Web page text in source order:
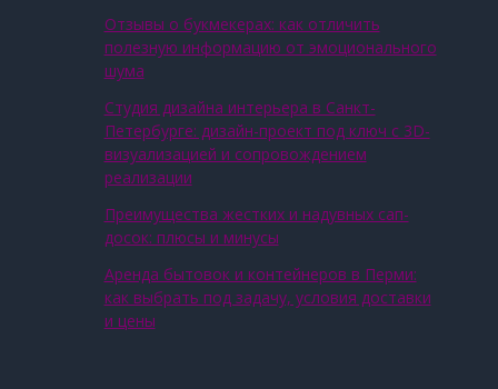
Отзывы о букмекерах: как отличить
полезную информацию от эмоционального
шума
Студия дизайна интерьера в Санкт-
Петербурге: дизайн-проект под ключ с 3D-
визуализацией и сопровождением
реализации
Преимущества жестких и надувных сап-
досок: плюсы и минусы
Аренда бытовок и контейнеров в Перми:
как выбрать под задачу, условия доставки
и цены